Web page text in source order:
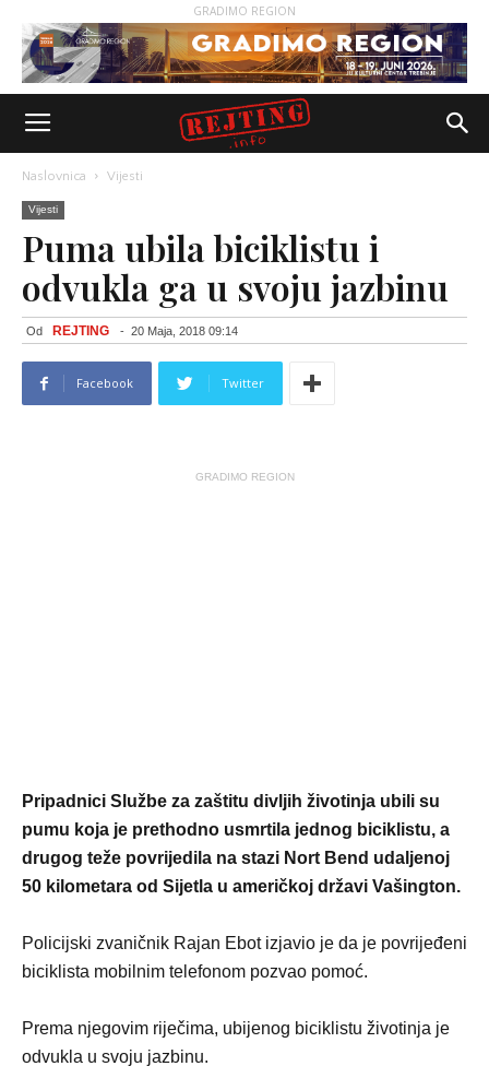
GRADIMO REGION
Naslovnica Vijesti
Vijesti
Puma ubila biciklistu i
odvukla ga u svoju jazbinu
Od REJTING - 20 Maja, 2018 09:14
Facebook Twitter
GRADIMO REGION
Pripadnici Službe za zaštitu divljih životinja ubili su
pumu koja je prethodno usmrtila jednog biciklistu, a
drugog teže povrijedila na stazi Nort Bend udaljenoj
50 kilometara od Sijetla u američkoj državi Vašington.
Policijski zvaničnik Rajan Ebot izjavio je da je povrijeđeni
biciklista mobilnim telefonom pozvao pomoć.
Prema njegovim riječima, ubijenog biciklistu životinja je
odvukla u svoju jazbinu.